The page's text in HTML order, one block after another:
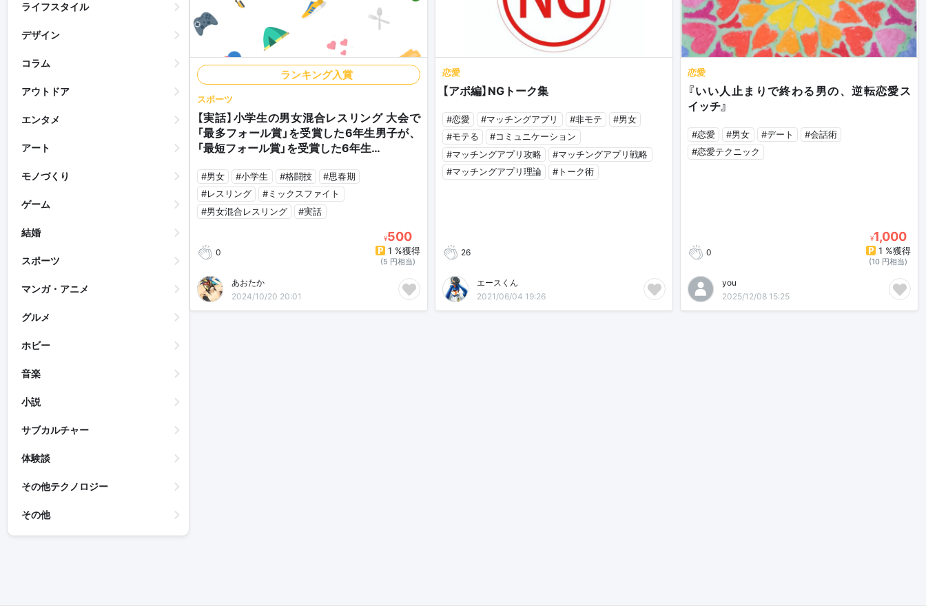
ライフスタイル
デザイン
コラム
アウトドア
エンタメ
アート
モノづくり
ゲーム
結婚
スポーツ
マンガ・アニメ
グルメ
ホビー
音楽
小説
サブカルチャー
体験談
その他テクノロジー
その他
ランキング入賞
スポーツ
【実話】小学生の男女混合レスリング 大会で
「最多フォール賞」を受賞した6年生男子が、
「最短フォール賞」を受賞した6年生…
#男女 #小学生 #格闘技
#思春期
#レスリング
#ミックスファイト
#男女混合レスリング
#実話
0
¥500
1 %獲得
(5 円相当)
あおたか
2024/10/20 20:01
恋愛
【アポ編】NGトーク集
#恋愛 #マッチングアプリ #非モテ
#男女
#モテる
#コミュニケーション
#マッチングアプリ攻略
#マッチングアプリ戦略
#マッチングアプリ理論
#トーク術
26
エースくん
2021/06/04 19:26
恋愛
『いい人止まりで終わる男の、逆転恋愛ス
イッチ』
#恋愛 #男女 #デート
#会話術
#恋愛テクニック
0
¥1,000
1 %獲得
(10 円相当)
you
2025/12/08 15:25